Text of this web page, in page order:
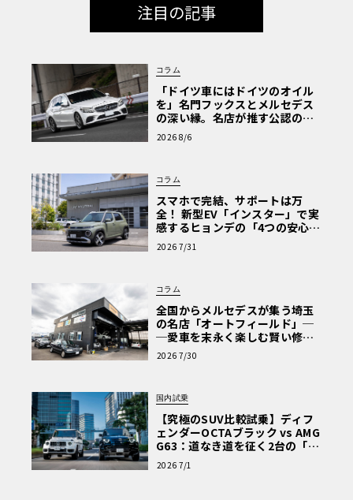
注目の記事
コラム
「ドイツ車にはドイツのオイル
を」名門フックスとメルセデス
の深い縁。名店が推す公認の安
心と、Cクラスで味わうシルキー
な走り〈PR〉
2026 8/6
コラム
スマホで完結、サポートは万
全！ 新型EV「インスター」で実
感するヒョンデの「4つの安心」
【第1回・ヒョンデ6つの疑問：
Why? Hyundai?】〈PR〉
2026 7/31
コラム
全国からメルセデスが集う埼玉
の名店「オートフィールド」─
─愛車を末永く楽しむ賢い修理
術と、プロがフックス製オイル
を選ぶ理由〈PR〉
2026 7/30
国内試乗
【究極のSUV比較試乗】ディフ
ェンダーOCTAブラック vs AMG
G63：道なき道を征く2台の「対
極的アプローチ」
2026 7/1